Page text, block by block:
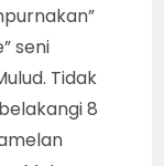
seni
Tidak
8